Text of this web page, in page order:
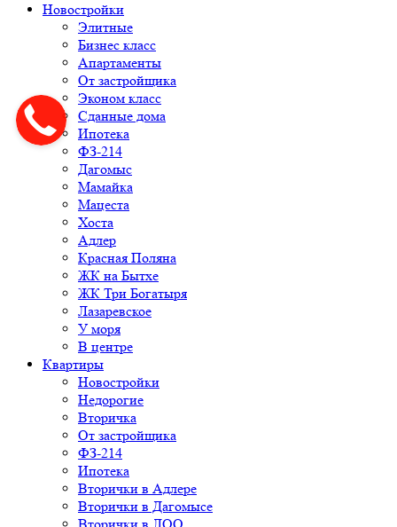
Новостройки
Элитные
Бизнес класс
Апартаменты
От застройщика
Эконом класс
Сданные дома
Ипотека
ФЗ-214
Дагомыс
Мамайка
Мацеста
Хоста
Адлер
Красная Поляна
ЖК на Бытхе
ЖК Три Богатыря
Лазаревское
У моря
В центре
Квартиры
Новостройки
Недорогие
Вторичка
От застройщика
ФЗ-214
Ипотека
Вторички в Адлере
Вторички в Дагомысе